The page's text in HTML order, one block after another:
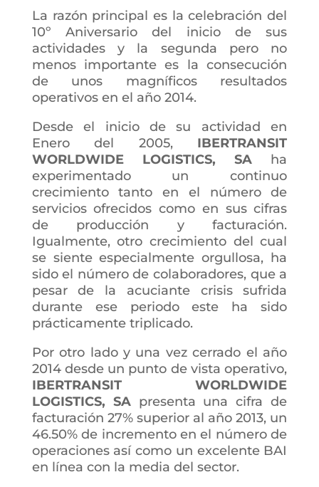
La razón principal es la celebración del
10º Aniversario del inicio de sus
actividades y la segunda pero no
menos importante es la consecución
de unos magníficos resultados
operativos en el año 2014.
Desde el inicio de su actividad en
Enero del 2005, IBERTRANSIT
WORLDWIDE LOGISTICS, SA ha
experimentado un continuo
crecimiento tanto en el número de
servicios ofrecidos como en sus cifras
de producción y facturación.
Igualmente, otro crecimiento del cual
se siente especialmente orgullosa, ha
sido el número de colaboradores, que a
pesar de la acuciante crisis sufrida
durante ese periodo este ha sido
prácticamente triplicado.
Por otro lado y una vez cerrado el año
2014 desde un punto de vista operativo,
IBERTRANSIT WORLDWIDE
LOGISTICS, SApresenta una cifra de
facturación 27% superior al año 2013, un
46.50% de incremento en el número de
operaciones así como un excelente BAI
en línea con la media del sector.